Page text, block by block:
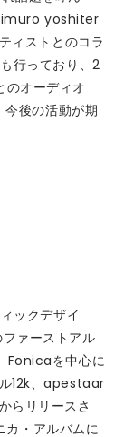
yoshiter
ィストとのコラ
行っており、2
オーディオ
後の活動が期
ックデザイ
ァーストアル
Fonicaを中心に
12k、apestaar
らリリースさ
カ・アルバムに